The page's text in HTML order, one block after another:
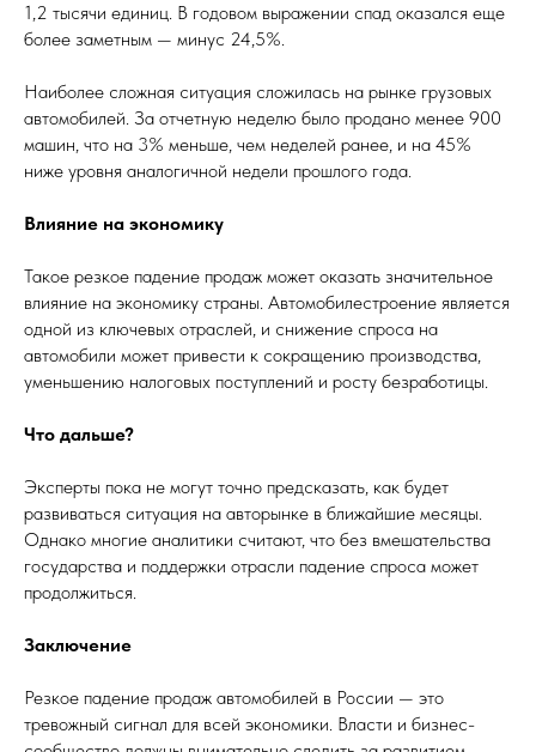
1,2 тысячи единиц. В годовом выражении спад оказался еще
более заметным — минус 24,5%.
Наиболее сложная ситуация сложилась на рынке грузовых
автомобилей. За отчетную неделю было продано менее 900
машин, что на 3% меньше, чем неделей ранее, и на 45%
ниже уровня аналогичной недели прошлого года.
Влияние на экономику
Такое резкое падение продаж может оказать значительное
влияние на экономику страны. Автомобилестроение является
одной из ключевых отраслей, и снижение спроса на
автомобили может привести к сокращению производства,
уменьшению налоговых поступлений и росту безработицы.
Что дальше?
Эксперты пока не могут точно предсказать, как будет
развиваться ситуация на авторынке в ближайшие месяцы.
Однако многие аналитики считают, что без вмешательства
государства и поддержки отрасли падение спроса может
продолжиться.
Заключение
Резкое падение продаж автомобилей в России — это
тревожный сигнал для всей экономики. Власти и бизнес-